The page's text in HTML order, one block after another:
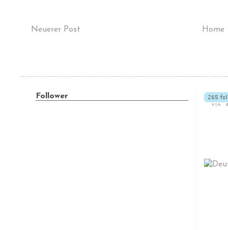
Neuerer Post Home
Follower